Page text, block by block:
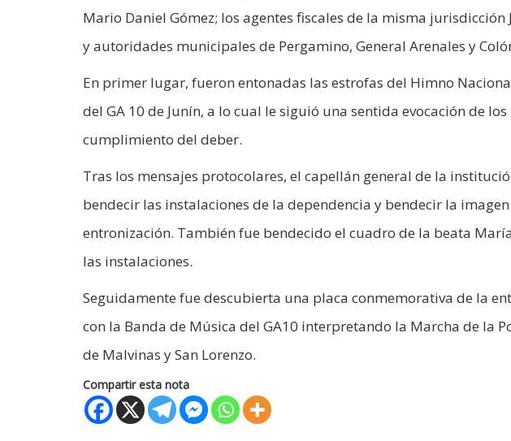
Mario Daniel Gómez; los agentes fiscales de la misma
y autoridades municipales de Pergamino, General Arenales y
En primer lugar, fueron entonadas las estrofas del Himno
del GA 10 de Junín, a lo cual le siguió una sentida evocación de
cumplimiento del deber.
Tras los mensajes protocolares, el capellán general de la
bendecir las instalaciones de la dependencia y bendecir la
entronización. También fue bendecido el cuadro de la beata
las instalaciones.
Seguidamente fue descubierta una placa conmemorativa de la
con la Banda de Música del GA10 interpretando la Marcha de la
de Malvinas y San Lorenzo.
Compartir esta nota